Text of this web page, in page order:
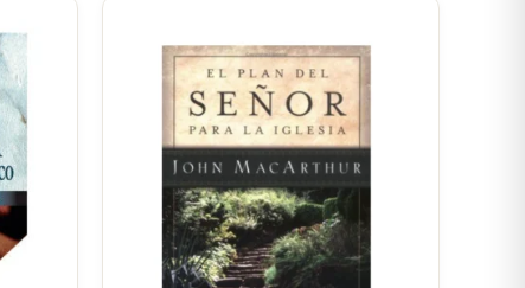
was:
$66.700.
is:
$63.365.